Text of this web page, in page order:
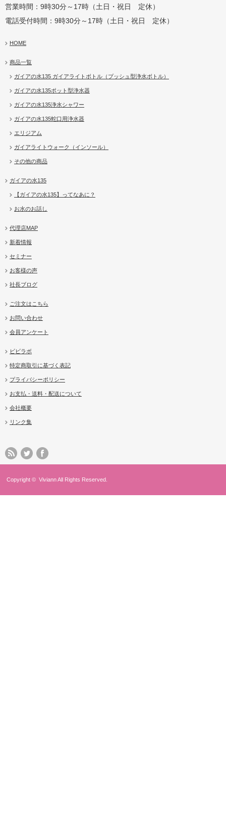
営業時間：9時30分～17時（土日・祝日 定休）
電話受付時間：9時30分～17時（土日・祝日 定休）
HOME
商品一覧
ガイアの水135 ガイアライトボトル（プッシュ型浄水ボトル）
ガイアの水135ポット型浄水器
ガイアの水135浄水シャワー
ガイアの水135蛇口用浄水器
エリジアム
ガイアライトウォーク（インソール）
その他の商品
ガイアの水135
【ガイアの水135】ってなあに？
お水のお話し
代理店MAP
新着情報
セミナー
お客様の声
社長ブログ
ご注文はこちら
お問い合わせ
会員アンケート
ビビラボ
特定商取引に基づく表記
プライバシーポリシー
お支払・送料・配送について
会社概要
リンク集
Copyright ©ViviannAll Rights Reserved.